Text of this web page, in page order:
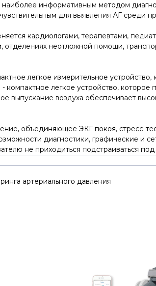
информативным методом
для выявления АГ среди
кардиологами, терапевтами,
отделениях неотложной помощи,
легкое измерительное
легкое устройство, которое
выпускание воздуха обеспечивает
объединяющее ЭКГ покоя, стресс-
диагностики, графические и
не приходиться подстраиваться под
артериального давления